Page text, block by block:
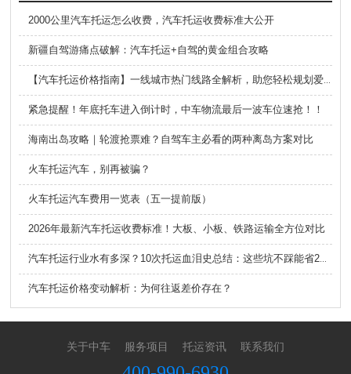
2000公里汽车托运怎么收费，汽车托运收费标准大公开
新疆自驾游痛点破解：汽车托运+自驾的黄金组合攻略
【汽车托运价格指南】一线城市热门线路全解析，助您轻松规划爱车旅程！
紧急提醒！年底托车进入倒计时，中车物流最后一波车位速抢！！
海南出岛攻略｜轮渡抢票难？自驾车主必看的两种离岛方案对比
火车托运汽车，别再被骗？
火车托运汽车费用一览表（五一提前版）
2026年最新汽车托运收费标准！大板、小板、铁路运输全方位对比
汽车托运行业水有多深？10次托运血泪史总结：这些坑不踩能省2万！
汽车托运价格变动解析：为何往返差价存在？
关于中车 服务项目 托运资讯 联系我们